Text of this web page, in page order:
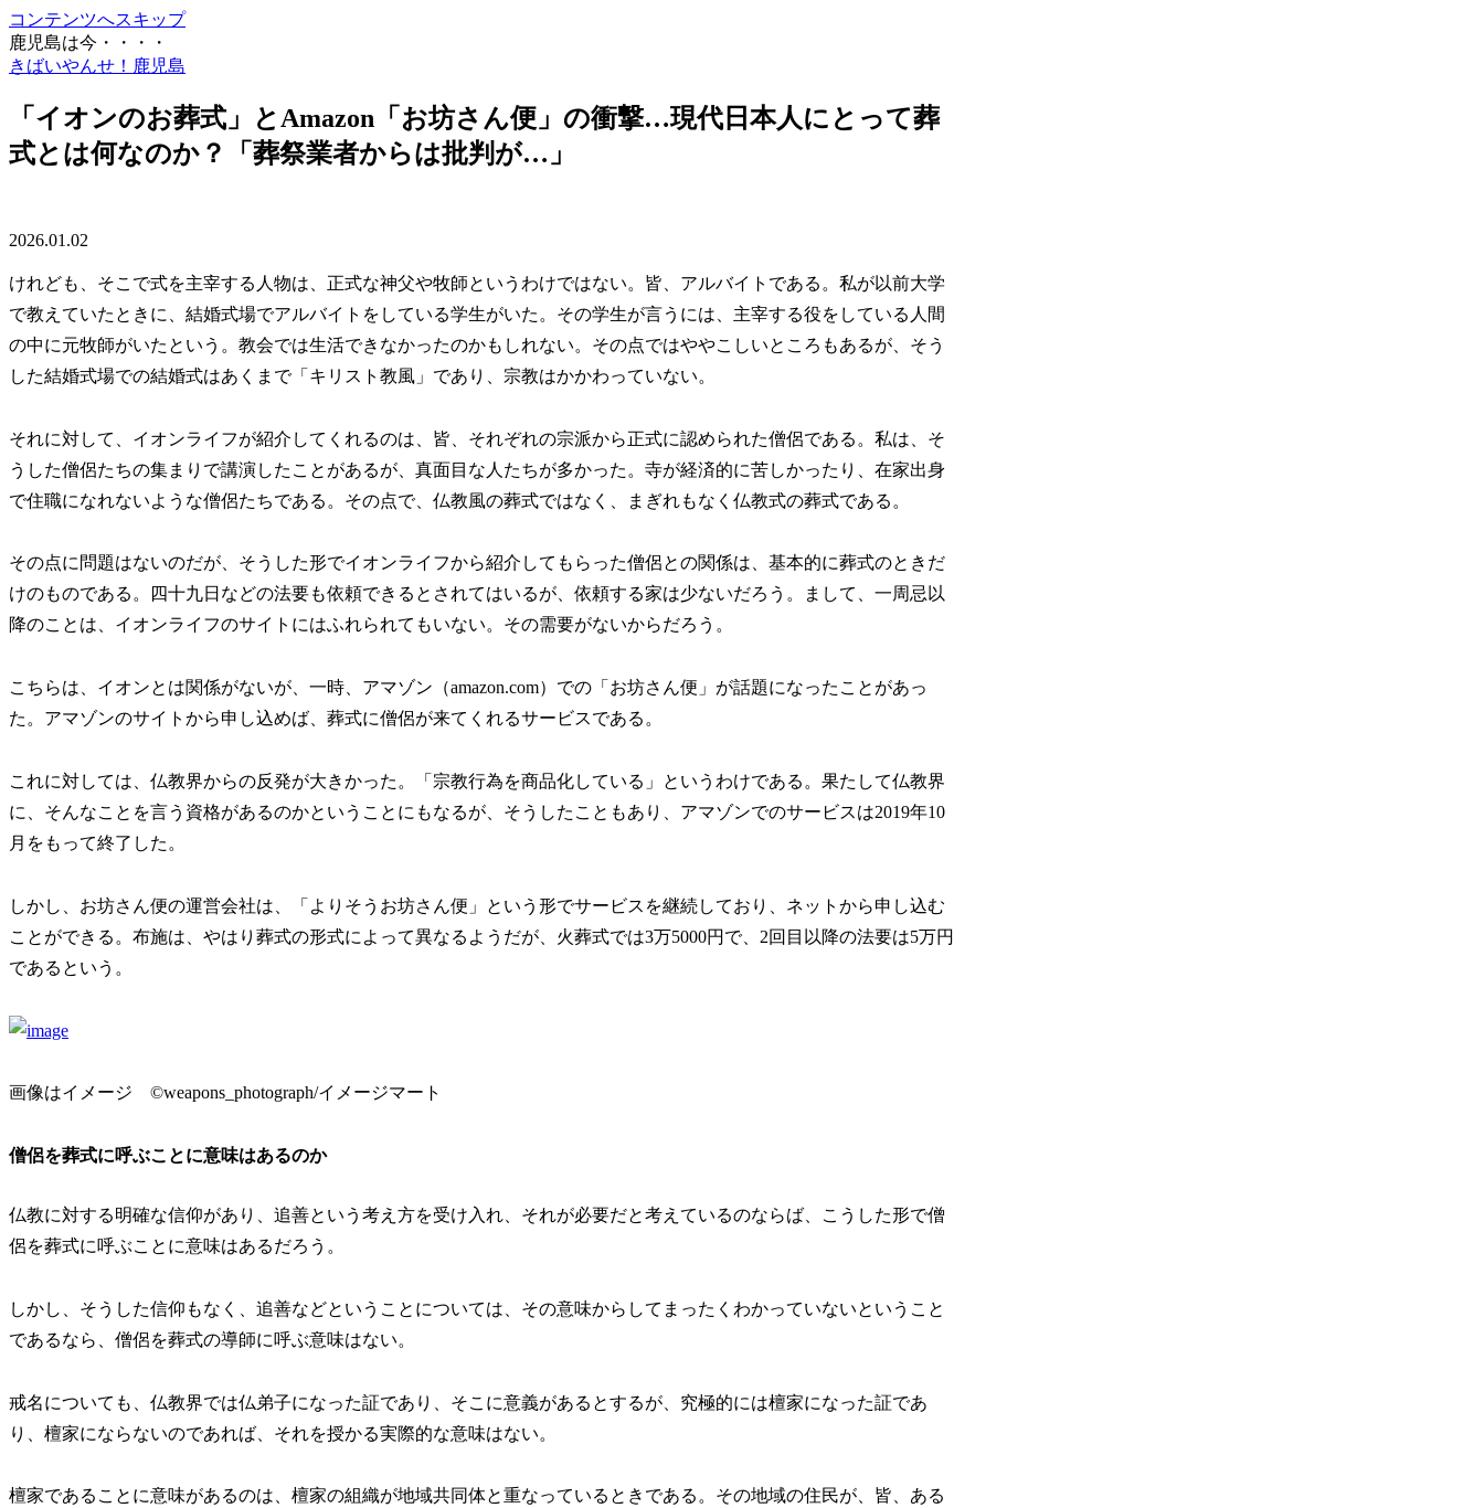
コンテンツへスキップ
鹿児島は今・・・・
きばいやんせ！鹿児島
「イオンのお葬式」とAmazon「お坊さん便」の衝撃…現代日本人にとって葬
式とは何なのか？「葬祭業者からは批判が…」
2026.01.02
けれども、そこで式を主宰する人物は、正式な神父や牧師というわけではない。皆、アルバイトである。私が以前大学
で教えていたときに、結婚式場でアルバイトをしている学生がいた。その学生が言うには、主宰する役をしている人間
の中に元牧師がいたという。教会では生活できなかったのかもしれない。その点ではややこしいところもあるが、そう
した結婚式場での結婚式はあくまで「キリスト教風」であり、宗教はかかわっていない。
それに対して、イオンライフが紹介してくれるのは、皆、それぞれの宗派から正式に認められた僧侶である。私は、そ
うした僧侶たちの集まりで講演したことがあるが、真面目な人たちが多かった。寺が経済的に苦しかったり、在家出身
で住職になれないような僧侶たちである。その点で、仏教風の葬式ではなく、まぎれもなく仏教式の葬式である。
その点に問題はないのだが、そうした形でイオンライフから紹介してもらった僧侶との関係は、基本的に葬式のときだ
けのものである。四十九日などの法要も依頼できるとされてはいるが、依頼する家は少ないだろう。まして、一周忌以
降のことは、イオンライフのサイトにはふれられてもいない。その需要がないからだろう。
こちらは、イオンとは関係がないが、一時、アマゾン（amazon.com）での「お坊さん便」が話題になったことがあっ
た。アマゾンのサイトから申し込めば、葬式に僧侶が来てくれるサービスである。
これに対しては、仏教界からの反発が大きかった。「宗教行為を商品化している」というわけである。果たして仏教界
に、そんなことを言う資格があるのかということにもなるが、そうしたこともあり、アマゾンでのサービスは2019年10
月をもって終了した。
しかし、お坊さん便の運営会社は、「よりそうお坊さん便」という形でサービスを継続しており、ネットから申し込む
ことができる。布施は、やはり葬式の形式によって異なるようだが、火葬式では3万5000円で、2回目以降の法要は5万円
であるという。
画像はイメージ ©weapons_photograph/イメージマート
僧侶を葬式に呼ぶことに意味はあるのか
仏教に対する明確な信仰があり、追善という考え方を受け入れ、それが必要だと考えているのならば、こうした形で僧
侶を葬式に呼ぶことに意味はあるだろう。
しかし、そうした信仰もなく、追善などということについては、その意味からしてまったくわかっていないということ
であるなら、僧侶を葬式の導師に呼ぶ意味はない。
戒名についても、仏教界では仏弟子になった証であり、そこに意義があるとするが、究極的には檀家になった証であ
り、檀家にならないのであれば、それを授かる実際的な意味はない。
檀家であることに意味があるのは、檀家の組織が地域共同体と重なっているときである。その地域の住民が、皆、ある